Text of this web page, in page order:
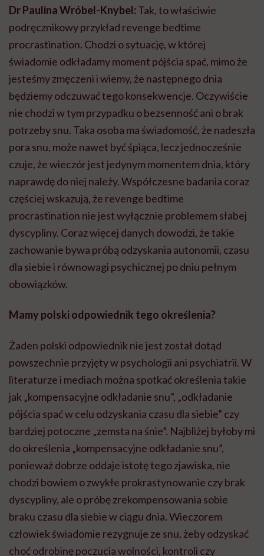
Dr Paulina Wróbel-Knybel: Tak, to właściwie
podręcznikowy przykład revenge bedtime
procrastination. Chodzi o sytuację, w której
świadomie odkładamy moment pójścia spać, mimo że
jesteśmy zmęczeni i wiemy, że następnego dnia
będziemy odczuwać tego konsekwencje. Oczywiście
nie chodzi w tym przypadku o bezsenność ani o brak
potrzeby snu. Taka osoba ma świadomość, że nadeszła
pora snu, może nawet być śpiąca, lecz jednocześnie
czuje, że wieczór jest jedynym momentem dnia, który
naprawdę do niej należy. Współczesne badania coraz
częściej wskazują, że revenge bedtime
procrastination nie jest wyłącznie problemem słabej
dyscypliny. Coraz więcej danych dowodzi, że takie
zachowanie bywa próbą odzyskania autonomii, czasu
dla siebie i równowagi psychicznej po dniu pełnym
obowiązków.
Mamy polski odpowiednik tego określenia?
Żaden polski odpowiednik nie jest został dotąd
powszechnie przyjęty w psychologii ani psychiatrii. W
literaturze i mediach można spotkać określenia takie
jak „kompensacyjne odkładanie snu”, „odkładanie
pójścia spać w celu odzyskania czasu dla siebie” czy
bardziej potoczne „zemsta na śnie”. Najbliżej byłoby mi
do określenia „kompensacyjne odkładanie snu”,
ponieważ dobrze oddaje istotę tego zjawiska, nie
chodzi bowiem o zwykłe prokrastynowanie czy brak
dyscypliny, ale o próbę zrekompensowania sobie
braku czasu dla siebie w ciągu dnia. Wieczorem
człowiek świadomie rezygnuje ze snu, żeby odzyskać
choć odrobinę poczucia wolności, kontroli czy